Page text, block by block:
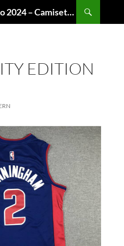
Camisetas de Baloncesto 2024 – Camisetas NBA
EDITION